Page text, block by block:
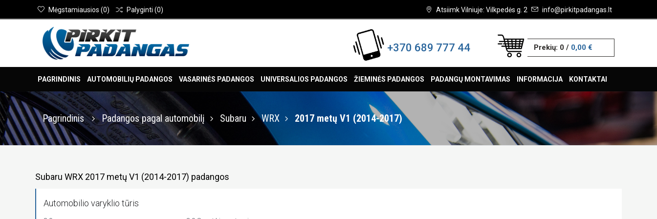
Atsiimk Vilniuje: Vilkpedės g. 2 info@pirkitpadangas.lt
Mėgstamiausios (0) Palyginti (0)
+370 689 777 44 Prekių: 0/ 0,00 €
PAGRINDINIS AUTOMOBILIŲ PADANGOS VASARINĖS PADANGOS UNIVERSALIOS PADANGOS ŽIEMINĖS PADANGOS PADANGŲ MONTAVIMAS INFORMACIJA KONTAKTAI
Pagrindinis Padangos pagal automobilį Subaru WRX 2017 metų V1 (2014-2017)
Subaru WRX 2017 metų V1 (2014-2017) padangos
Automobilio varyklio tūris